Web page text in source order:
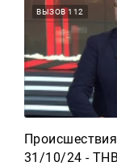
ВЫЗОВ 112
31/10/24 - ТНВ